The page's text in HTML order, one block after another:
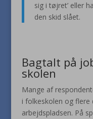
sig i tøjret’ eller
den skid slået.
Bagtalt på
skolen
Mange af
i folkeskolen og flere
arbejdspladsen. På